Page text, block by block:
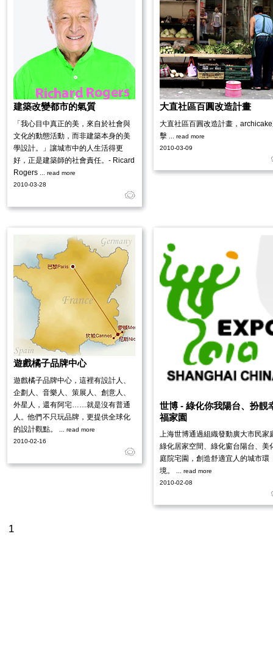
建築改變都市的氣質
「我心目中真正的美，來自於社會與
文化的動態活動，而非建築本身的美
學設計。」讓城市中的人生活得更
好，正是建築師的社會責任。- Ricard
Rogers
... read more
2010-03-28
大直社區百圓改造計畫
大直社區百圓改造計畫，
擊
... read more
2010-03-09
遊戲橘子品牌中心
遊戲橘子品牌中心，這裡有設計人、
企劃人、音樂人、策展人、創意人、
外星人，還有阿宅……就是沒有普通
人。他們不只玩品牌，更提供全球化
的設計觀點。
... read more
2010-02-16
世博 - 綠化你我陽台、扮靚
福家園
上海世博通過組織發動廣大市民家
綠化居家空間、綠化窗台陽台、美
庭院宅園，創造舒適宜人的城市環
境。
... read more
2010-02-08
1